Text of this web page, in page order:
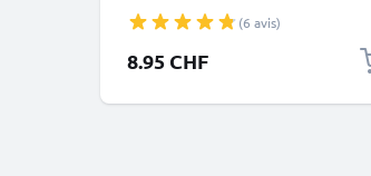
prise secteur Smartphone /
téléphone portable, tablette,
enceinte, iPhone, Apple, Samsung
(6 avis)
8.95 CHF